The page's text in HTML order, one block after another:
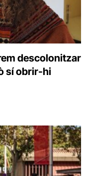
descolonitzar
sí obrir-hi